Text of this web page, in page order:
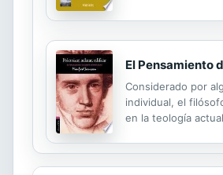
El Pensamiento
Considerado por
individual, el
en la teología